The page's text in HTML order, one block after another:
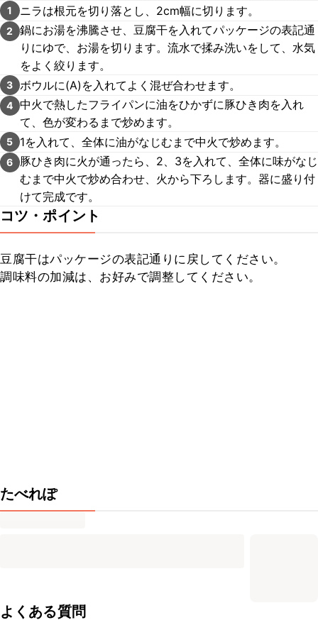
1 ニラは根元を切り落とし、2cm幅に切ります。
2
鍋にお湯を沸騰させ、豆腐干を入れてパッケージの表記通
りにゆで、お湯を切ります。流水で揉み洗いをして、水気
をよく絞ります。
3 ボウルに(A)を入れてよく混ぜ合わせます。
4 中火で熱したフライパンに油をひかずに豚ひき肉を入れ
て、色が変わるまで炒めます。
5 1を入れて、全体に油がなじむまで中火で炒めます。
6
豚ひき肉に火が通ったら、2、3を入れて、全体に味がなじ
むまで中火で炒め合わせ、火から下ろします。器に盛り付
けて完成です。
コツ・ポイント
豆腐干はパッケージの表記通りに戻してください。
調味料の加減は、お好みで調整してください。
たべれぽ
よくある質問